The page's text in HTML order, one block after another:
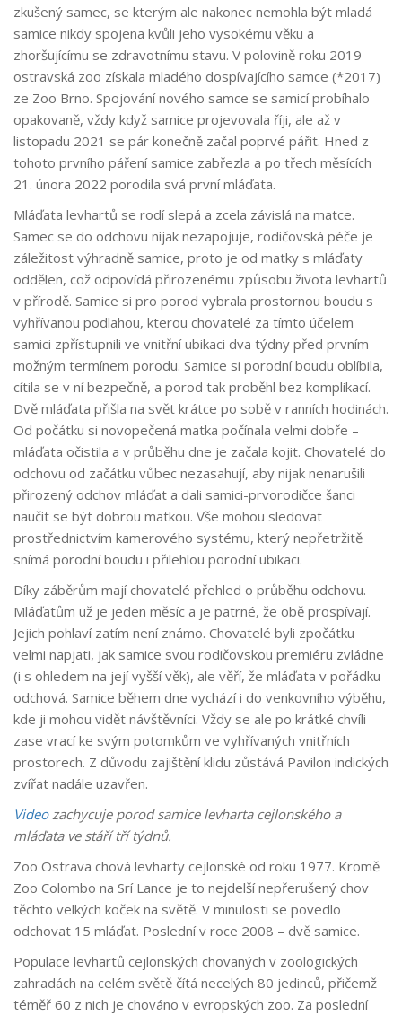
zkušený samec, se kterým ale nakonec nemohla být mladá
samice nikdy spojena kvůli jeho vysokému věku a
zhoršujícímu se zdravotnímu stavu. V polovině roku 2019
ostravská zoo získala mladého dospívajícího samce (*2017)
ze Zoo Brno. Spojování nového samce se samicí probíhalo
opakovaně, vždy když samice projevovala říji, ale až v
listopadu 2021 se pár konečně začal poprvé pářit. Hned z
tohoto prvního páření samice zabřezla a po třech měsících
21. února 2022 porodila svá první mláďata.
Mláďata levhartů se rodí slepá a zcela závislá na matce.
Samec se do odchovu nijak nezapojuje, rodičovská péče je
záležitost výhradně samice, proto je od matky s mláďaty
oddělen, což odpovídá přirozenému způsobu života levhartů
v přírodě. Samice si pro porod vybrala prostornou boudu s
vyhřívanou podlahou, kterou chovatelé za tímto účelem
samici zpřístupnili ve vnitřní ubikaci dva týdny před prvním
možným termínem porodu. Samice si porodní boudu oblíbila,
cítila se v ní bezpečně, a porod tak proběhl bez komplikací.
Dvě mláďata přišla na svět krátce po sobě v ranních hodinách.
Od počátku si novopečená matka počínala velmi dobře –
mláďata očistila a v průběhu dne je začala kojit. Chovatelé do
odchovu od začátku vůbec nezasahují, aby nijak nenarušili
přirozený odchov mláďat a dali samici-prvorodičce šanci
naučit se být dobrou matkou. Vše mohou sledovat
prostřednictvím kamerového systému, který nepřetržitě
snímá porodní boudu i přilehlou porodní ubikaci.
Díky záběrům mají chovatelé přehled o průběhu odchovu.
Mláďatům už je jeden měsíc a je patrné, že obě prospívají.
Jejich pohlaví zatím není známo. Chovatelé byli zpočátku
velmi napjati, jak samice svou rodičovskou premiéru zvládne
(i s ohledem na její vyšší věk), ale věří, že mláďata v pořádku
odchová. Samice během dne vychází i do venkovního výběhu,
kde ji mohou vidět návštěvníci. Vždy se ale po krátké chvíli
zase vrací ke svým potomkům ve vyhřívaných vnitřních
prostorech. Z důvodu zajištění klidu zůstává Pavilon indických
zvířat nadále uzavřen.
Videozachycuje porod samice levharta cejlonského a
mláďata ve stáří tří týdnů.
Zoo Ostrava chová levharty cejlonské od roku 1977. Kromě
Zoo Colombo na Srí Lance je to nejdelší nepřerušený chov
těchto velkých koček na světě. V minulosti se povedlo
odchovat 15 mláďat. Poslední v roce 2008 – dvě samice.
Populace levhartů cejlonských chovaných v zoologických
zahradách na celém světě čítá necelých 80 jedinců, přičemž
téměř 60 z nich je chováno v evropských zoo. Za poslední